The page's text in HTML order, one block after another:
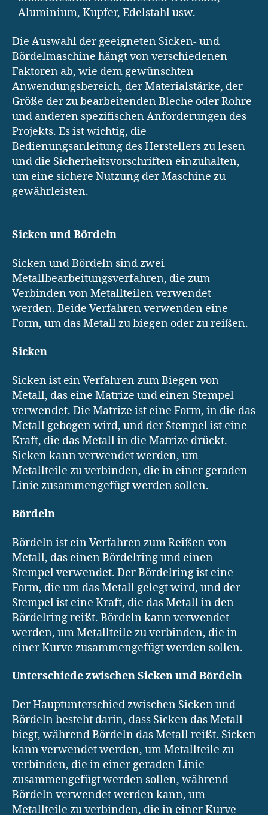
Aluminium, Kupfer, Edelstahl usw.
Die Auswahl der geeigneten Sicken- und
Bördelmaschine hängt von verschiedenen
Faktoren ab, wie dem gewünschten
Anwendungsbereich, der Materialstärke, der
Größe der zu bearbeitenden Bleche oder Rohre
und anderen spezifischen Anforderungen des
Projekts. Es ist wichtig, die
Bedienungsanleitung des Herstellers zu lesen
und die Sicherheitsvorschriften einzuhalten,
um eine sichere Nutzung der Maschine zu
gewährleisten.
Sicken und Bördeln
Sicken und Bördeln sind zwei
Metallbearbeitungsverfahren, die zum
Verbinden von Metallteilen verwendet
werden. Beide Verfahren verwenden eine
Form, um das Metall zu biegen oder zu reißen.
Sicken
Sicken ist ein Verfahren zum Biegen von
Metall, das eine Matrize und einen Stempel
verwendet. Die Matrize ist eine Form, in die das
Metall gebogen wird, und der Stempel ist eine
Kraft, die das Metall in die Matrize drückt.
Sicken kann verwendet werden, um
Metallteile zu verbinden, die in einer geraden
Linie zusammengefügt werden sollen.
Bördeln
Bördeln ist ein Verfahren zum Reißen von
Metall, das einen Bördelring und einen
Stempel verwendet. Der Bördelring ist eine
Form, die um das Metall gelegt wird, und der
Stempel ist eine Kraft, die das Metall in den
Bördelring reißt. Bördeln kann verwendet
werden, um Metallteile zu verbinden, die in
einer Kurve zusammengefügt werden sollen.
Unterschiede zwischen Sicken und Bördeln
Der Hauptunterschied zwischen Sicken und
Bördeln besteht darin, dass Sicken das Metall
biegt, während Bördeln das Metall reißt. Sicken
kann verwendet werden, um Metallteile zu
verbinden, die in einer geraden Linie
zusammengefügt werden sollen, während
Bördeln verwendet werden kann, um
Metallteile zu verbinden, die in einer Kurve